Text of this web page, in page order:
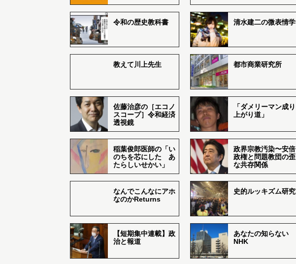
令和の歴史教科書 清水建二の微表情学
教えて川上先生 都市商業研究所
佐藤治彦の［エコノ
スコープ］令和経済
透視鏡
「ダメリーマン成り
上がり道」
稲葉俊郎医師の「い
のちを芯にした あ
たらしいせかい」
政界宗教汚染〜安倍
政権と問題教団の歪
な共存関係
なんでこんなにアホ
なのかReturns
史的ルッキズム研究
【短期集中連載】政
治と報道
あなたの知らない
NHK